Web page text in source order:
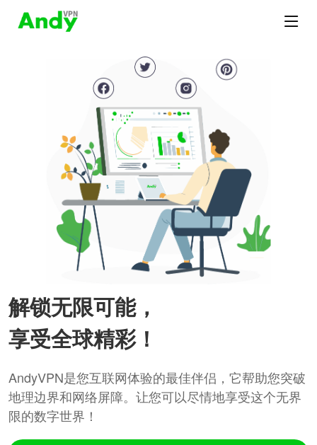
解锁无限可能，
享受全球精彩！
AndyVPN是您互联网体验的最佳伴侣，它帮助您突破
地理边界和网络屏障。让您可以尽情地享受这个无界
限的数字世界！